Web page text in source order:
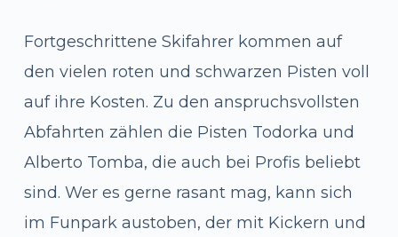
Fortgeschrittene Skifahrer kommen auf
den vielen roten und schwarzen Pisten voll
auf ihre Kosten. Zu den anspruchsvollsten
Abfahrten zählen die Pisten Todorka und
Alberto Tomba, die auch bei Profis beliebt
sind. Wer es gerne rasant mag, kann sich
im Funpark austoben, der mit Kickern und